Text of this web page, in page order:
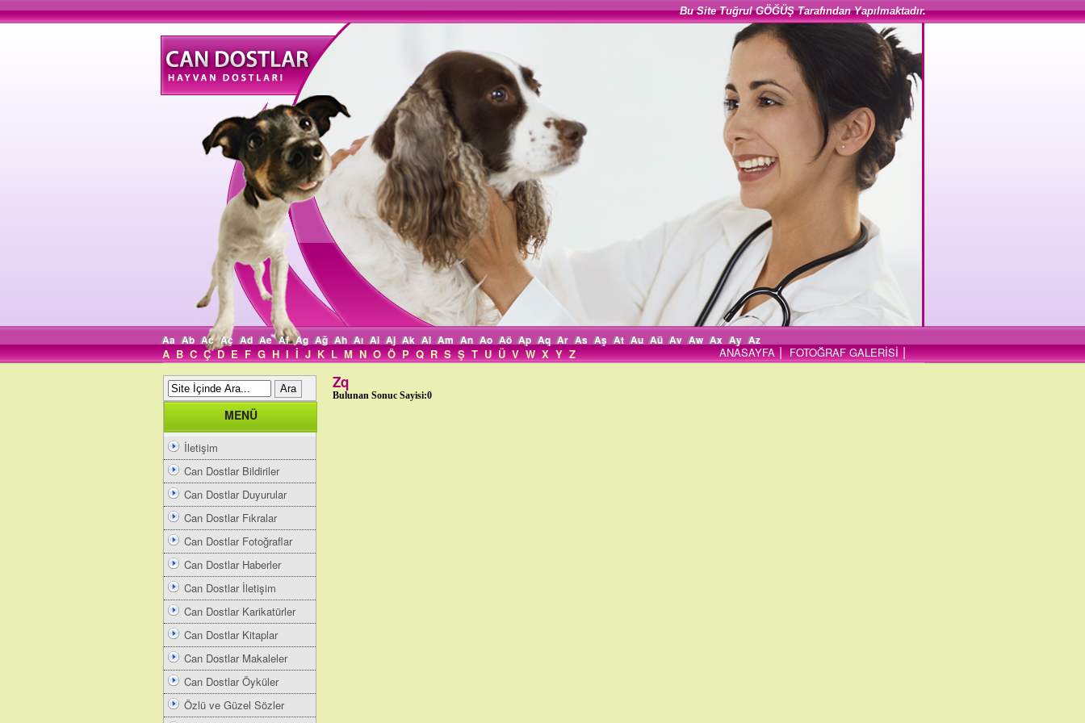
Bu Site Tuğrul GÖĞÜŞ Tarafından Yapılmaktadır.
Aa Ab Ac Aç Ad Ae Af Ag Ağ Ah Aı Ai Aj Ak Al Am An Ao Aö Ap Aq Ar As Aş At Au Aü Av Aw Ax Ay Az
A B C Ç D E F G H I İ J K L M N O Ö P Q R S Ş T U Ü V W X Y Z ANASAYFA | FOTOĞRAF GALERİSİ |
MENÜ
İletişim
Can Dostlar Bildiriler
Can Dostlar Duyurular
Can Dostlar Fıkralar
Can Dostlar Fotoğraflar
Can Dostlar Haberler
Can Dostlar İletişim
Can Dostlar Karikatürler
Can Dostlar Kitaplar
Can Dostlar Makaleler
Can Dostlar Öyküler
Özlü ve Güzel Sözler
Zq
Bulunan Sonuc Sayisi:0